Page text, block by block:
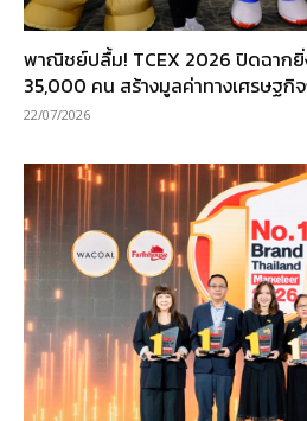
พาณิชย์ปลื้ม! TCEX 2026 ปิดฉากยิ่
35,000 คน สร้างมูลค่าทางเศรษฐกิ
22/07/2026